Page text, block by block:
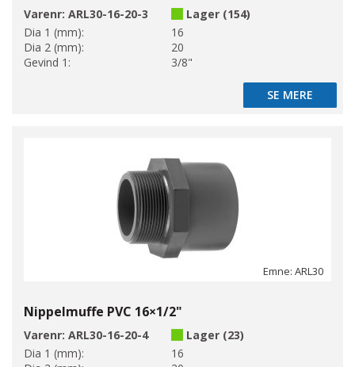
Varenr: ARL30-16-20-3
Lager (154)
Dia 1 (mm):
16
Dia 2 (mm):
20
Gevind 1:
3/8"
SE MERE
SE MERE
Emne: ARL30
Nippelmuffe PVC 16×1/2"
Varenr: ARL30-16-20-4
Lager (23)
Dia 1 (mm):
16